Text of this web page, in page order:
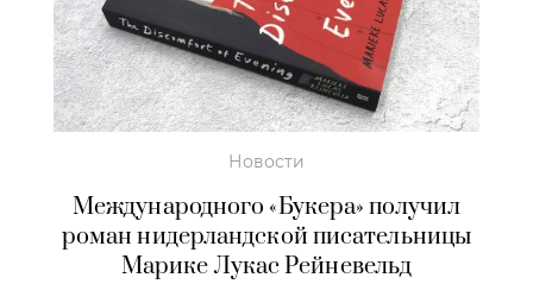
Новости
Международного «Букера» получил
роман нидерландской писательницы
Марике Лукас Рейневельд